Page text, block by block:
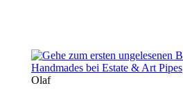
Handmades bei Estate & Art Pipes
Olaf